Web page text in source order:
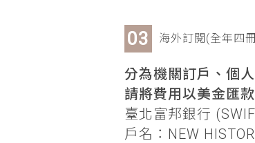
海外訂閱(全年四
分為機關訂戶、個
請將費用以美金匯款
臺北富邦銀行
戶名：NEW